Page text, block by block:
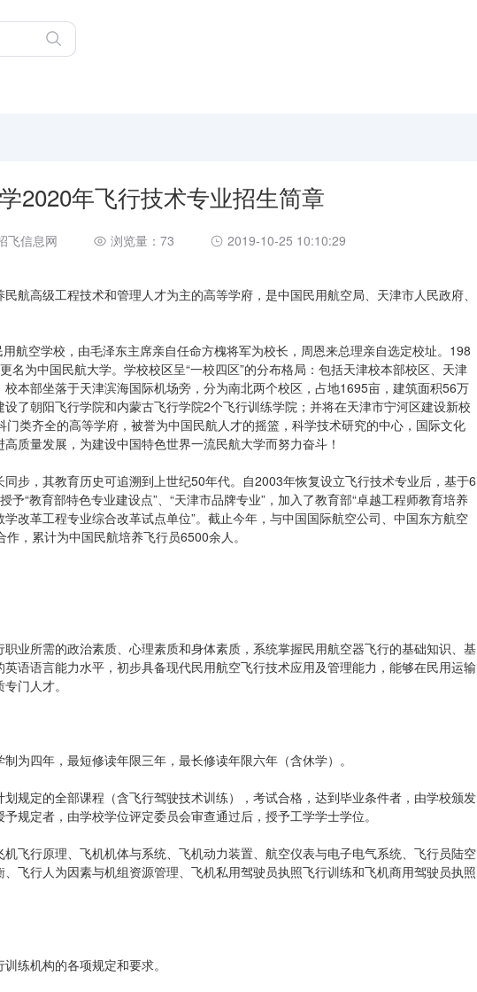
2020年飞行技术专业招生简章
飞信息网 浏览量：73 2019-10-25 10:10:29
航高级工程技术和管理人才为主的高等学府，是中国民用航空局、天津市人民政府、
航空学校，由毛泽东主席亲自任命方槐将军为校长，周恩来总理亲自选定校址。198
名为中国民航大学。学校校区呈“一校四区”的分布格局：包括天津校本部校区、天津
本部坐落于天津滨海国际机场旁，分为南北两个校区，占地1695亩，建筑面积56万
了朝阳飞行学院和内蒙古飞行学院2个飞行训练学院；并将在天津市宁河区建设新校
类齐全的高等学府，被誉为中国民航人才的摇篮，科学技术研究的中心，国际文化
质量发展，为建设中国特色世界一流民航大学而努力奋斗！
步，其教育历史可追溯到上世纪50年代。自2003年恢复设立飞行技术专业后，基于6
“教育部特色专业建设点”、“天津市品牌专业”，加入了教育部“卓越工程师教育培养
改革工程专业综合改革试点单位”。截止今年，与中国国际航空公司、中国东方航空
，累计为中国民航培养飞行员6500余人。
业所需的政治素质、心理素质和身体素质，系统掌握民用航空器飞行的基础知识、基
语语言能力水平，初步具备现代民用航空飞行技术应用及管理能力，能够在民用运输
门人才。
为四年，最短修读年限三年，最长修读年限六年（含休学）。
规定的全部课程（含飞行驾驶技术训练），考试合格，达到毕业条件者，由学校颁发
规定者，由学校学位评定委员会审查通过后，授予工学学士学位。
飞行原理、飞机机体与系统、飞机动力装置、航空仪表与电子电气系统、飞行员陆空
飞行人为因素与机组资源管理、飞机私用驾驶员执照飞行训练和飞机商用驾驶员执照
练机构的各项规定和要求。